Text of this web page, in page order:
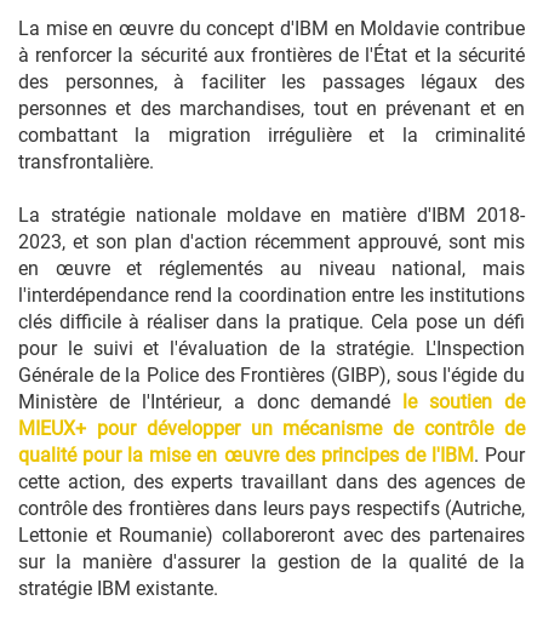
La mise en œuvre du concept d'IBM en Moldavie contribue
à renforcer la sécurité aux frontières de l'État et la sécurité
des personnes, à faciliter les passages légaux des
personnes et des marchandises, tout en prévenant et en
combattant la migration irrégulière et la criminalité
transfrontalière.
La stratégie nationale moldave en matière d'IBM 2018-
2023, et son plan d'action récemment approuvé, sont mis
en œuvre et réglementés au niveau national, mais
l'interdépendance rend la coordination entre les institutions
clés difficile à réaliser dans la pratique. Cela pose un défi
pour le suivi et l'évaluation de la stratégie. L'Inspection
Générale de la Police des Frontières (GIBP), sous l'égide du
Ministère de l'Intérieur, a donc demandé le soutien de
MIEUX+ pour développer un mécanisme de contrôle de
qualité pour la mise en œuvre des principes de l'IBM. Pour
cette action, des experts travaillant dans des agences de
contrôle des frontières dans leurs pays respectifs (Autriche,
Lettonie et Roumanie) collaboreront avec des partenaires
sur la manière d'assurer la gestion de la qualité de la
stratégie IBM existante.